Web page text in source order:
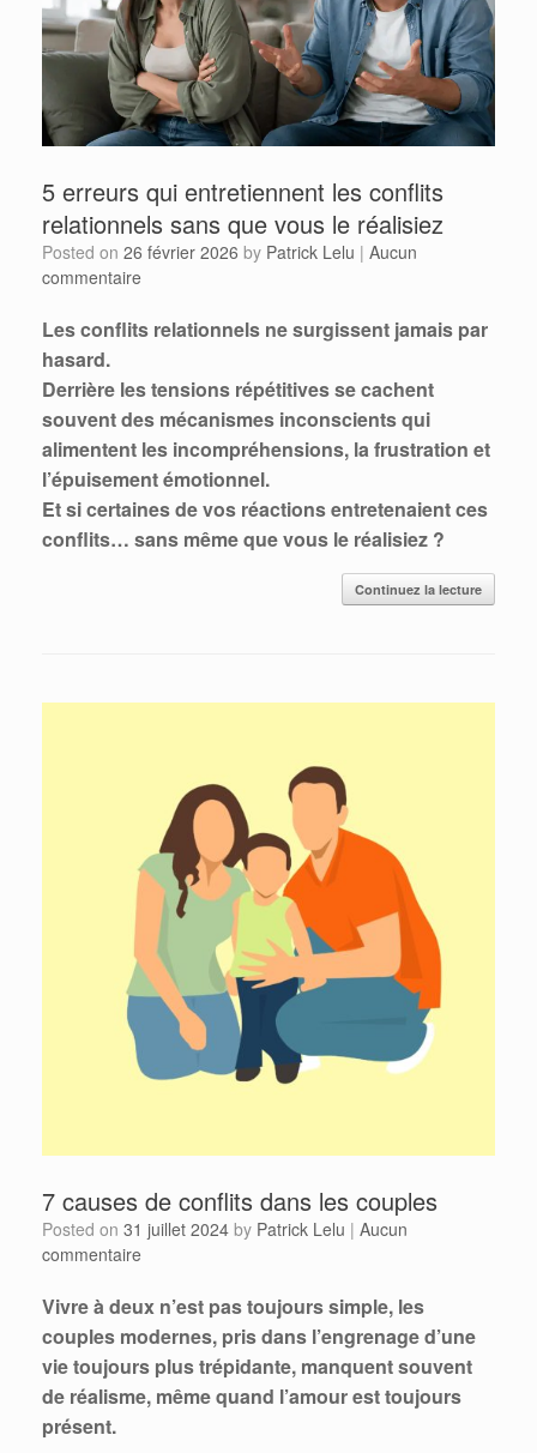
5 erreurs qui entretiennent les conflits
relationnels sans que vous le réalisiez
Posted on 26 février 2026 by Patrick Lelu | Aucun
commentaire
Les conflits relationnels ne surgissent jamais par
hasard.
Derrière les tensions répétitives se cachent
souvent des mécanismes inconscients qui
alimentent les incompréhensions, la frustration et
l’épuisement émotionnel.
Et si certaines de vos réactions entretenaient ces
conflits… sans même que vous le réalisiez ?
Continuez la lecture
7 causes de conflits dans les couples
Posted on 31 juillet 2024 by Patrick Lelu | Aucun
commentaire
Vivre à deux n’est pas toujours simple, les
couples modernes, pris dans l’engrenage d’une
vie toujours plus trépidante, manquent souvent
de réalisme, même quand l’amour est toujours
présent.